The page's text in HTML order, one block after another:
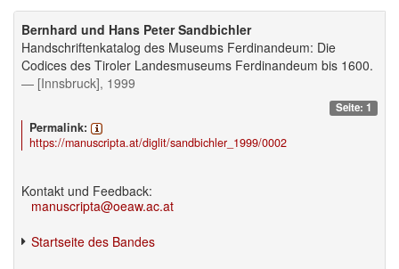
Bernhard und Hans Peter Sandbichler
Handschriftenkatalog des Museums Ferdinandeum: Die
Codices des Tiroler Landesmuseums Ferdinandeum bis 1600.
— [Innsbruck], 1999
Seite: 1
Permalink:
https://manuscripta.at/diglit/sandbichler_1999/0002
Kontakt und Feedback:
manuscripta@oeaw.ac.at
Startseite des Bandes